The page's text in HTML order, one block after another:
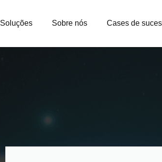
Soluções Sobre nós Cases de